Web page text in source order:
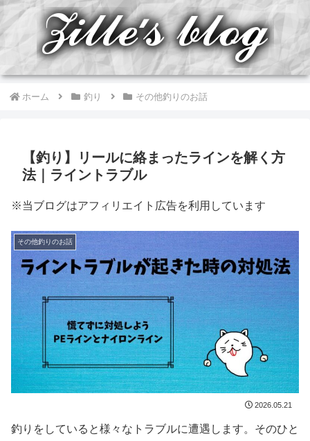
ホーム 釣り その他釣りのお話
【釣り】リールに絡まったラインを解く方
法｜ライントラブル
※当ブログはアフィリエイト広告を利用しています
その他釣りのお話
2026.05.21
釣りをしていると様々なトラブルに遭遇します。そのひと